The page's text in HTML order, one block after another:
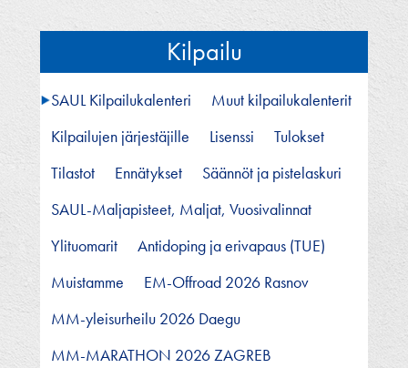
Kilpailu
SAUL Kilpailukalenteri
Muut kilpailukalenterit
Kilpailujen järjestäjille
Lisenssi
Tulokset
Tilastot
Ennätykset
Säännöt ja pistelaskuri
SAUL-Maljapisteet, Maljat, Vuosivalinnat
Ylituomarit
Antidoping ja erivapaus (TUE)
Muistamme
EM-Offroad 2026 Rasnov
MM-yleisurheilu 2026 Daegu
MM-MARATHON 2026 ZAGREB